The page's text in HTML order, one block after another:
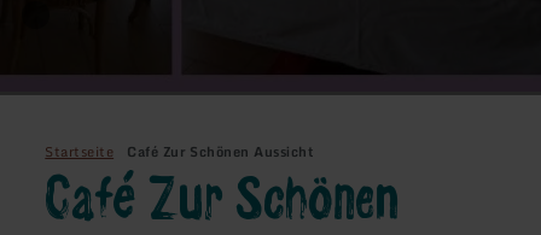
Startseite Café Zur Schönen Aussicht
Café Zur Schönen